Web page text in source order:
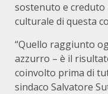
sostenuto e
culturale di questa
“Quello raggiunto
azzurro – è il
coinvolto prima di
sindaco Salvatore